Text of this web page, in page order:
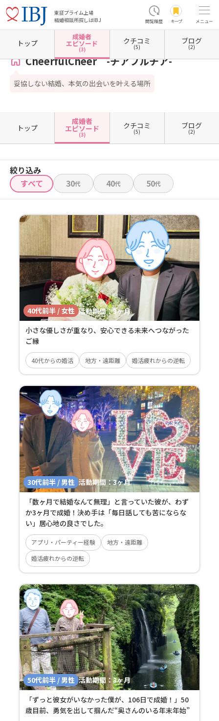
東証プライム上場
結婚相談所探しはIBJ
閲覧履歴 キープ メニュー
ホーム 大分県の結婚相談所 大分県大分市 CheerfulCheer -チアフルチア- 成婚者エ
CheerfulCheer -チアフルチア-
妥協しない結婚、本気の出会いを叶える場所
トップ
成婚者
エピソード
(3)
クチコミ
(5)
ブログ
(2)
トップ
成婚者
エピソード
(3)
クチコミ
(5)
ブログ
(2)
絞り込み
すべて
30代 40代 50代
40代前半 / 女性 活動期間：3ヶ月
小さな優しさが重なり、安心できる未来へつながった
ご縁
40代からの婚活 地方・遠距離 婚活疲れからの逆転
30代前半 / 男性 活動期間：3ヶ月
「数ヶ月で結婚なんて無理」と言っていた彼が、わず
か3ヶ月で成婚！決め手は「毎日話しても苦にならな
い」居心地の良さでした。
アプリ・パーティー経験
地方・遠距離
婚活疲れからの逆転
50代前半 / 男性 活動期間：3ヶ月
「ずっと彼女がいなかった僕が、106日で成婚！」50
歳目前、勇気を出して掴んだ“奥さんのいる年末年始”